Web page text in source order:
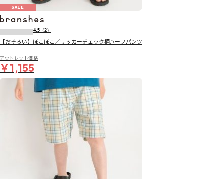
SALE
4.5 （2）
【おそろい】ぽこぽこ／サッカーチェック柄ハーフパンツ
アウトレット価格
￥1,155